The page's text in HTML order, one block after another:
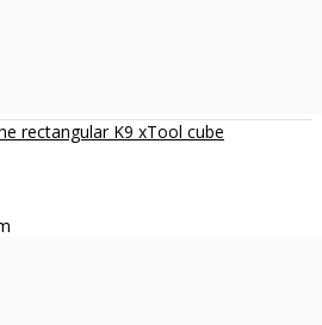
rectangular K9 xTool cube